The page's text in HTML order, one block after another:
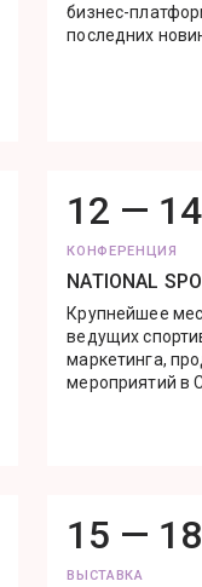
бизнес-
последних
12 — 14
КОНФЕРЕНЦИЯ
NATIONAL
Крупнейшее
ведущих
маркетинга,
мероприятий в
15 — 18
ВЫСТАВКА